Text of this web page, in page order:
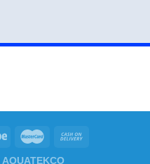
AQUATEKCO